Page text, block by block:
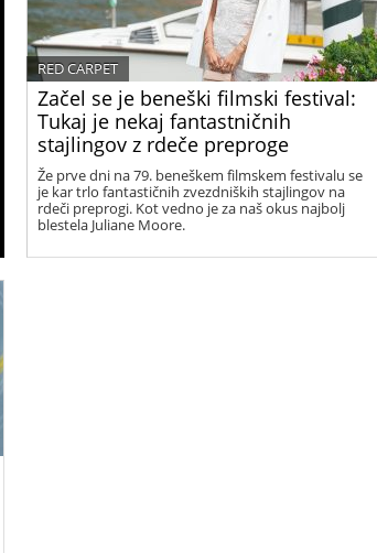
Začel se je beneški filmski festival:
Tukaj je nekaj fantastničnih
stajlingov z rdeče preproge
RED CARPET
Že prve dni na 79. beneškem filmskem festivalu se
je kar trlo fantastičnih zvezdniških stajlingov na
rdeči preprogi. Kot vedno je za naš okus najbolj
blestela Juliane Moore.